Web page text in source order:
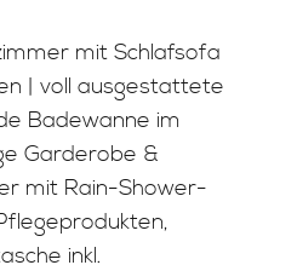
mit Schlafsofa
| voll ausgestattete
Badewanne im
Garderobe &
mit Rain-Shower-
inkl.